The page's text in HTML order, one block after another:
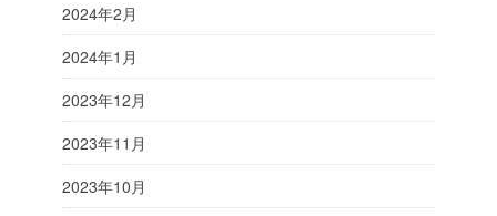
2024年2月
2024年1月
2023年12月
2023年11月
2023年10月